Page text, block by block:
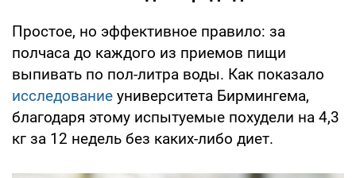
Простое, но эффективное правило: за
полчаса до каждого из приемов пищи
выпивать по пол-литра воды. Как показало
исследование университета Бирмингема,
благодаря этому испытуемые похудели на 4,3
кг за 12 недель без каких-либо диет.